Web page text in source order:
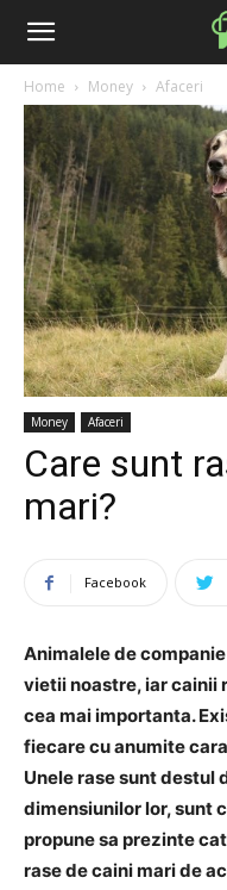
Home Money Afaceri
Money Afaceri
Care sunt
mari?
Facebook
Animalele de
vietii noastre, iar cainii
cea mai importanta.
fiecare cu anumite
Unele rase sunt destul
dimensiunilor lor, sunt
propune sa prezinte
rase de caini mari de